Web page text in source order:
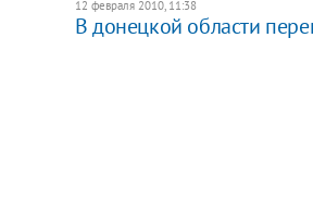
12 февраля 2010, 11:38
В донецкой области